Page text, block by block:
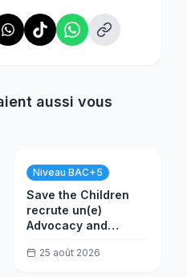
aussi vous
Niveau BAC+5
Save the Children
recrute un(e)
Advocacy and
Coordinator (EU)
25 août 2026